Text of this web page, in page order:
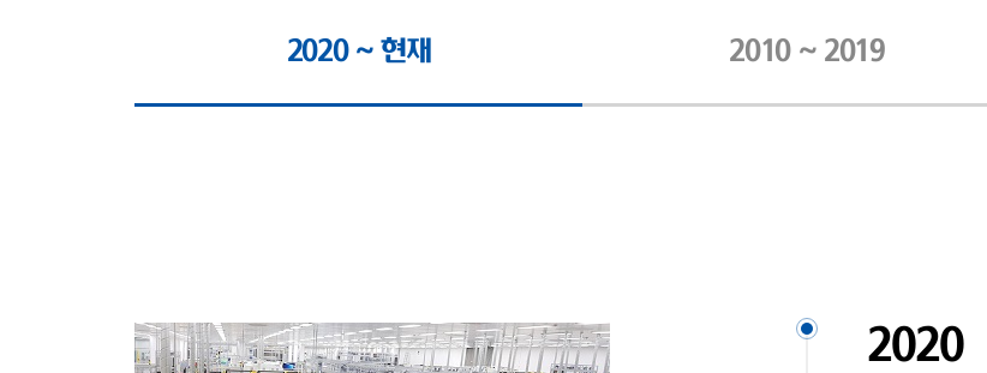
2020 ~ 현재 2010 ~ 2019
2020